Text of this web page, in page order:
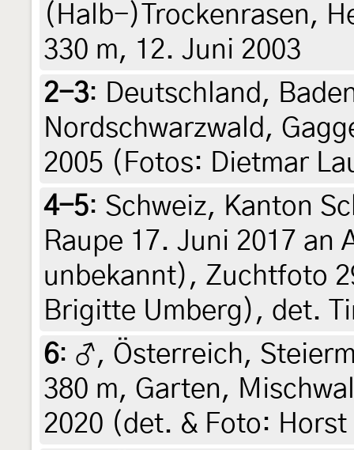
(Halb-)Trockenrasen,
330 m, 12. Juni 2003
2-3: Deutschland,
Nordschwarzwald,
2005 (Fotos: Dietmar
4-5: Schweiz, Kanton
Raupe 17. Juni 2017 an
unbekannt), Zuchtfoto
Brigitte Umberg), det.
6: ♂, Österreich,
380 m, Garten,
2020 (det. & Foto: